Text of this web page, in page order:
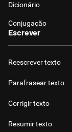
Dicionário
Conjugação
Escrever
Reescrever texto
Parafrasear texto
Corrigir texto
Resumir texto